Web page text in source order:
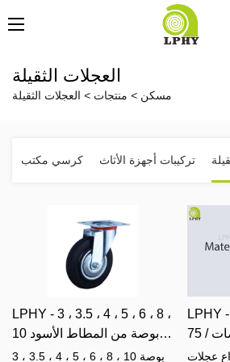
العجلات الثقيلة
مسكن > منتجات > العجلات الثقيلة
كرسي مكتب تركيبات أجهزة الأثاث
LPHY - 3 ، 3.5 ، 4 ، 5 ، 6 ، 8 ،
10 بوصة من المطاط الأسود
الصلب ، صندوق قمامة ،
3 ، 3.5 ، 4 ، 5 ، 6 ، 8 ، 10 بوصة
LPHY - عجلة دوارة دوارة
للأمتعة مقاس 3 بوصات / 75
في
عجلات